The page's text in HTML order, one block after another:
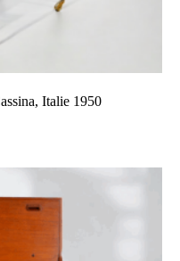
Italie 1950